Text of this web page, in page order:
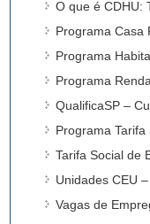
O que é CDHU:
Programa Casa
Programa
Programa
QualificaSP –
Programa Tarifa
Tarifa Social de
Unidades CEU
Vagas de